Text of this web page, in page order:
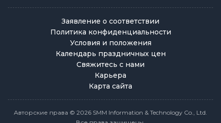
Заявление о соответствии
Политика конфиденциальности
Условия и положения
Календарь праздничных цен
Свяжитесь с нами
Карьера
Карта сайта
Авторские права © 2026 SMM Information & Technology Co., Ltd.